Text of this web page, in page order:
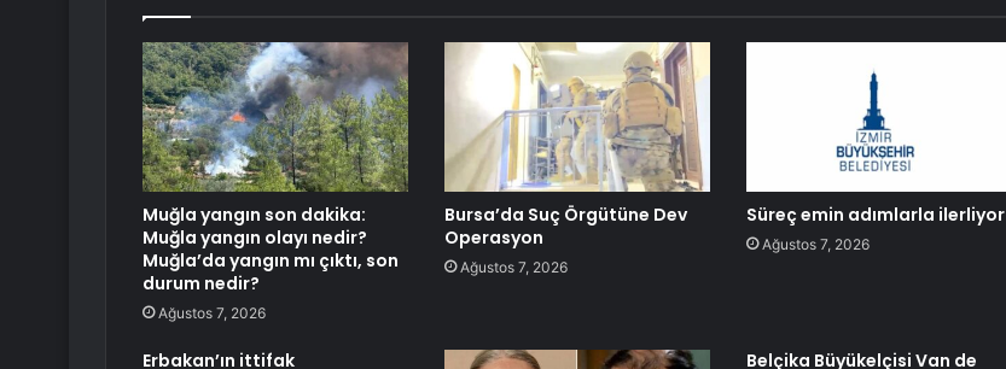
Muğla yangın son dakika:
Muğla yangın olayı nedir?
Muğla’da yangın mı çıktı, son
durum nedir?
Ağustos 7, 2026
Bursa’da Suç Örgütüne Dev
Operasyon
Ağustos 7, 2026
Süreç emin adımlarla ilerliyor
Ağustos 7, 2026
Erbakan’ın ittifak Belçika Büyükelçisi Van de